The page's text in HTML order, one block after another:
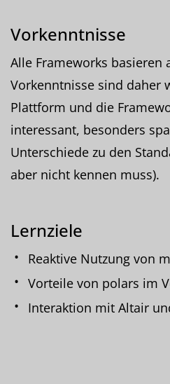
Vorkenntnisse
Alle Frameworks basieren
Vorkenntnisse sind daher
Plattform und die
interessant, besonders
Unterschiede zu den
aber nicht kennen muss).
Lernziele
Reaktive Nutzung von
Vorteile von polars im
Interaktion mit Altair